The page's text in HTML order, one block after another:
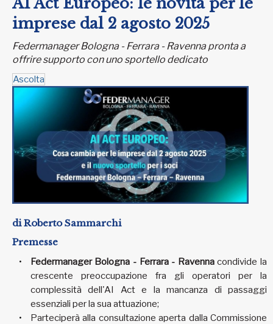
imprese dal 2 agosto 2025
Federmanager Bologna - Ferrara - Ravenna pronta a
offrire supporto con uno sportello dedicato
Ascolta
di Roberto Sammarchi
Premesse
Federmanager Bologna - Ferrara - Ravennacondivide la
crescente preoccupazione fra gli operatori per la
complessità dell'AI Act e la mancanza di passaggi
essenziali per la sua attuazione;
Parteciperà alla consultazione aperta dalla Commissione